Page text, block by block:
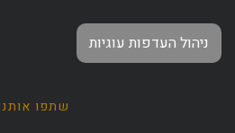
ניהול העדפות עוגיות
שתפו אותנו